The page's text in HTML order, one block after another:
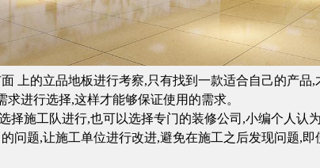
上的立品地板进行考察, 只有找到一款适合自己的产品,
求进行选择,这样才能够保证使用的需求。
择施工队进行,也可以选择专门的装修公司 ,小编个人认
问题,让施工单位进行改进,避免在施工之后发现问题,即